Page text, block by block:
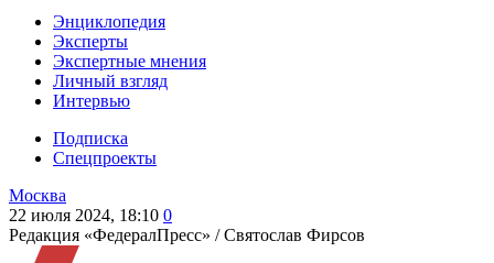
Энциклопедия
Эксперты
Экспертные мнения
Личный взгляд
Интервью
Подписка
Спецпроекты
Москва
22 июля 2024, 18:10 0
Редакция «ФедералПресс» /Святослав Фирсов